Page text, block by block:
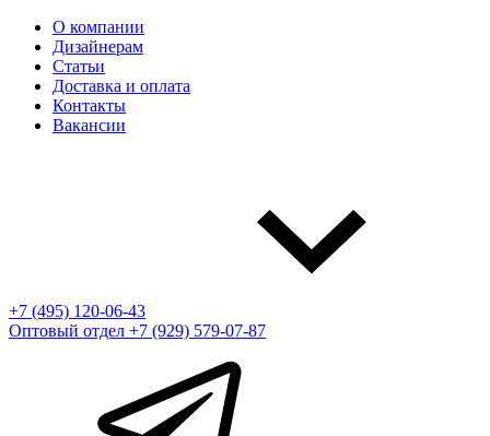
О компании
Дизайнерам
Статьи
Доставка и оплата
Контакты
Вакансии
+7 (495) 120-06-43
Оптовый отдел +7 (929) 579-07-87